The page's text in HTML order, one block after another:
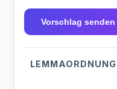
Vorschlag senden
LEMMAORDNUNG